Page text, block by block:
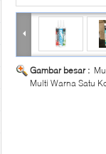
Gambar besar :
Multi Warna Satu